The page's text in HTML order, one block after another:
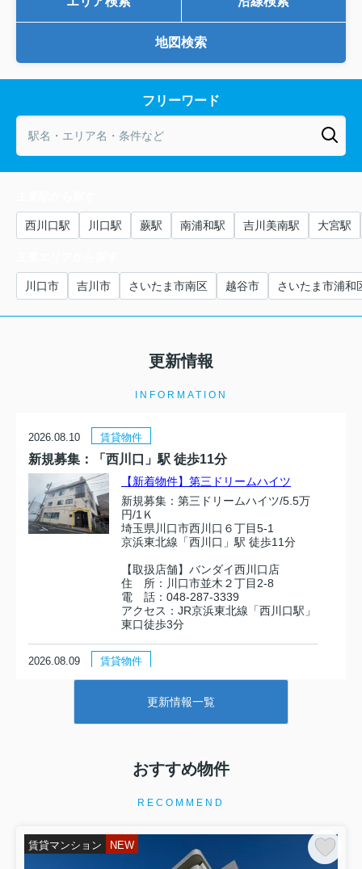
地図検索
フリーワード
西川口駅 川口駅 蕨駅 南浦和駅 吉川美南駅 大宮駅
川口市 吉川市 さいたま市南区 越谷市 さいたま市浦和
更新情報
INFORMATION
2026.08.10 賃貸物件
新規募集：「西川口」駅 徒歩11分
【新着物件】第三ドリームハイツ
新規募集：第三ドリームハイツ/5.5万
円/1Ｋ
埼玉県川口市西川口６丁目5-1
京浜東北線「西川口」駅 徒歩11分
【取扱店舗】バンダイ西川口店
住 所：川口市並木２丁目2-8
電 話：048-287-3339
アクセス：JR京浜東北線「西川口駅」
東口徒歩3分
2026.08.09 賃貸物件
新規募集：「南鳩ヶ谷」駅 徒歩16分
【新着物件】ツカサハイツ
新規募集：ツカサハイツ/6.3万円/2Ｄ
埼玉高速鉄道「南鳩ヶ谷」駅 徒歩16
【取扱店舗】バンダイ西川口店
電 話：048-287-3339
アクセス：JR京浜東北線「西川口駅」
東口徒歩3分
更新情報一覧
おすすめ物件
RECOMMEND
賃貸マンション NEW